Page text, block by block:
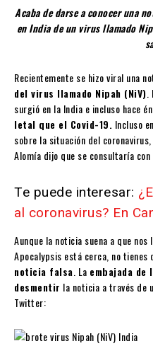
Acaba de darse a conocer una
en India de un virus llamado
Recientemente se hizo viral una
del virus llamado Nipah (NiV)
surgió en la India e incluso hace
letal que el Covid-19. Incluso
sobre la situación del
Alomía dijo que se consultaría
Te puede interesar:
al coronavirus? En
Aunque la noticia suena a que
Apocalypsis está cerca, no
noticia falsa . La embajada de
desmentir la noticia a través de
Twitter: